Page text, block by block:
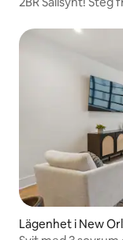
Lägenhet i New